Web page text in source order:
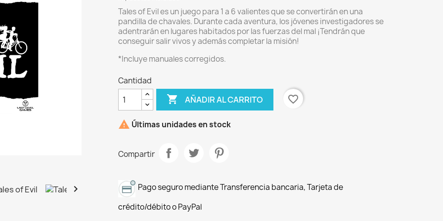

Tales of Evil es un juego para 1 a 6 valientes que se convertirán en una
pandilla de chavales. Durante cada aventura, los jóvenes investigadores se
adentrarán en lugares habitados por las fuerzas del mal ¡Tendrán que
conseguir salir vivos y además completar la misión!
*Incluye manuales corregidos.
Cantidad
 AÑADIR AL CARRITO favorite_border
 Últimas unidades en stock
Compartir
Pago seguro mediante Transferencia bancaria, Tarjeta de
crédito/débito o PayPal